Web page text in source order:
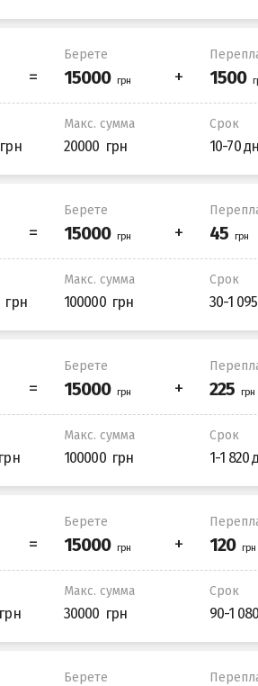
Берете
Макс. сумма
20000
Срок
10-70
Берете
Макс. сумма
100000
Срок
30-1
Берете
Макс. сумма
100000
Срок
1-1 820
Берете
Макс. сумма
30000
Срок
90-1
Берете